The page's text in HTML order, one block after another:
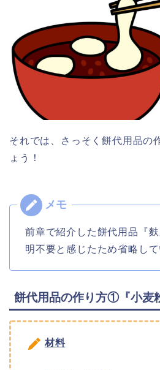
それでは、さっそく餅代用品の
ょう！
前章で紹介した餅代用品『
明不要と感じたため省略して
餅代用品の作り方①『小麦
材料